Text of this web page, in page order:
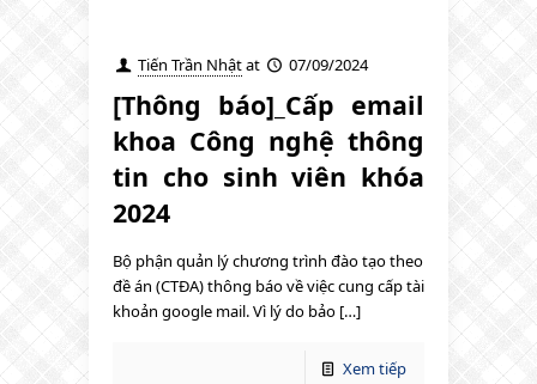
Tiến Trần Nhậtat 07/09/2024
[Thông báo]_Cấp email
khoa Công nghệ thông
tin cho sinh viên khóa
2024
Bộ phận quản lý chương trình đào tạo theo
đề án (CTĐA) thông báo về việc cung cấp tài
khoản google mail. Vì lý do bảo […]
Xem tiếp